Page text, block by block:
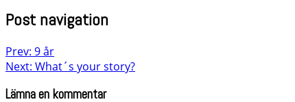
Post navigation
Prev: 9 år
Next: What´s your story?
Lämna en kommentar